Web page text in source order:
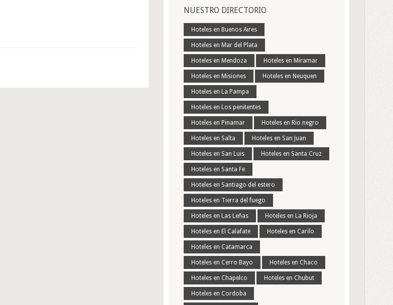
NUESTRO DIRECTORIO
Hoteles en Buenos Aires
Hoteles en Mar del Plata
Hoteles en Mendoza Hoteles en Miramar
Hoteles en Misiones Hoteles en Neuquen
Hoteles en La Pampa
Hoteles en Los penitentes
Hoteles en Pinamar Hoteles en Rio negro
Hoteles en Salta Hoteles en San Juan
Hoteles en San Luis Hoteles en Santa Cruz
Hoteles en Santa Fe
Hoteles en Santiago del estero
Hoteles en Tierra del fuego
Hoteles en Las Leñas Hoteles en La Rioja
Hoteles en El Calafate Hoteles en Carilo
Hoteles en Catamarca
Hoteles en Cerro Bayo Hoteles en Chaco
Hoteles en Chapelco Hoteles en Chubut
Hoteles en Cordoba